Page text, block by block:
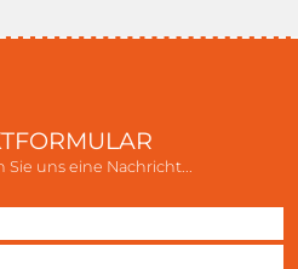
uns eine Nachricht...